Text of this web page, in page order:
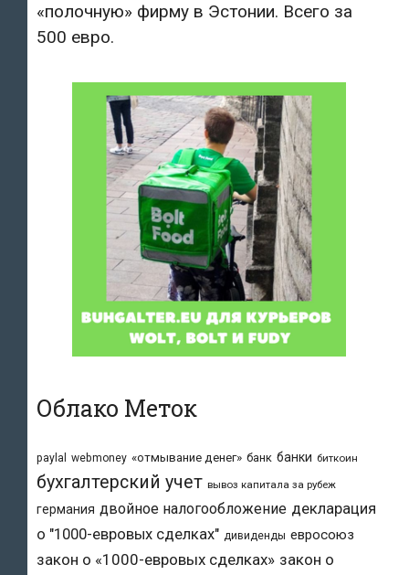
«полочную» фирму в Эстонии. Всего за
500 евро.
Облако Меток
paylal webmoney «отмывание денег» банк банки биткоин
бухгалтерский учет вывоз капитала за рубеж
германия двойное налогообложение декларация
о "1000-евровых сделках" дивиденды евросоюз
закон о «1000-евровых сделках» закон о